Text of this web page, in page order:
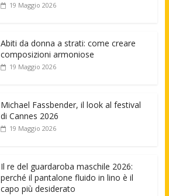
19 Maggio 2026
Abiti da donna a strati: come creare
composizioni armoniose
19 Maggio 2026
Michael Fassbender, il look al festival
di Cannes 2026
19 Maggio 2026
Il re del guardaroba maschile 2026:
perché il pantalone fluido in lino è il
capo più desiderato